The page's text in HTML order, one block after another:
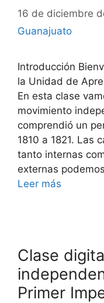
16 de diciembre
Guanajuato
Introducción
la Unidad de
En esta clase
movimiento
comprendió un
1810 a 1821. Las
tanto internas
externas
Leer más
Clase
Primer